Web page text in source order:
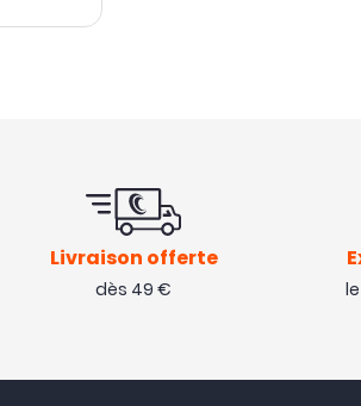
Livraison offerte
dès 49 €